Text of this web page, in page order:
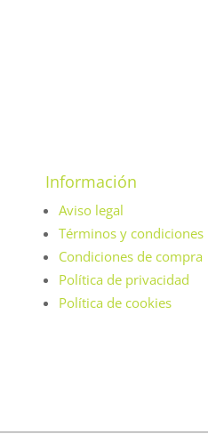
Información
Aviso legal
Términos y condiciones
Condiciones de compra
Política de privacidad
Política de cookies